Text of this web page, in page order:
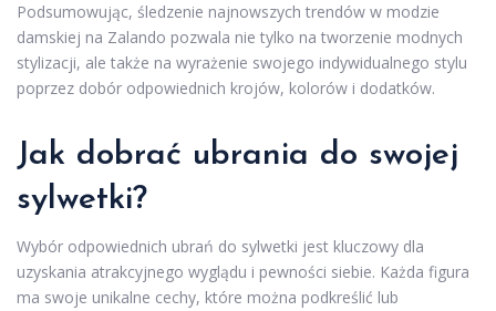
Podsumowując, śledzenie najnowszych trendów w modzie
damskiej na Zalando pozwala nie tylko na tworzenie modnych
stylizacji, ale także na wyrażenie swojego indywidualnego stylu
poprzez dobór odpowiednich krojów, kolorów i dodatków.
Jak dobrać ubrania do swojej
sylwetki?
Wybór odpowiednich ubrań do sylwetki jest kluczowy dla
uzyskania atrakcyjnego wyglądu i pewności siebie. Każda figura
ma swoje unikalne cechy, które można podkreślić lub